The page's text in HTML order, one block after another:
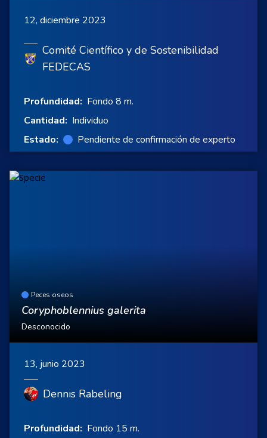
12, diciembre 2023
Comité Científico y de Sostenibilidad
FEDECAS
Profundidad: Fondo 8 m.
Cantidad: Individuo
Estado:
Pendiente de confirmación de experto
Peces oseos
Coryphoblennius galerita
Desconocido
13, junio 2023
Dennis Rabeling
Profundidad: Fondo 15 m.